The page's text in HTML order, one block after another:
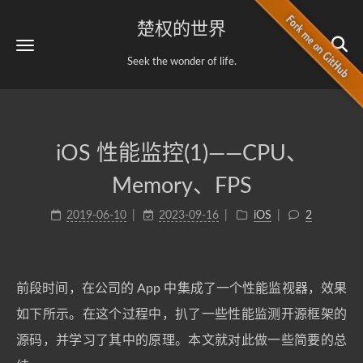
楚权的世界
Seek the wonder of life.
iOS 性能监控(1)——CPU、
Memory、FPS
2019-06-10 2023-09-16 iOS 2
前段时间，在公司的 App 中集成了一个性能监视器，效果
如下所示。在这个过程中，扒了一些性能监测开源框架的
源码，并学习了其中的原理。本文就对此做一些简要的总